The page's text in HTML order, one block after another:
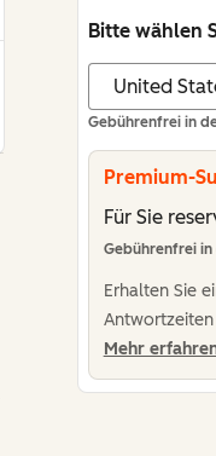
Bitte wählen
Gebührenfrei in
Premium-
Für Sie
Gebührenfrei in
Erhalten Sie
Mehr